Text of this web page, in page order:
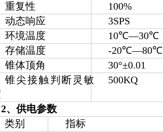
重复性
100%
动态响应
3SPS
环境温度
10℃—30℃
存储温度
-20℃—80℃
锥体顶角
30°±0.01
锥尖接触判断灵敏
500KQ
2、供电参数
类别
指标